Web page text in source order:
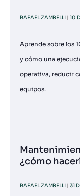
RAFAEL ZAMBELLI 10
Aprende sobre los
y cómo una
operativa, reducir
equipos.
¿cómo
RAFAEL ZAMBELLI 31